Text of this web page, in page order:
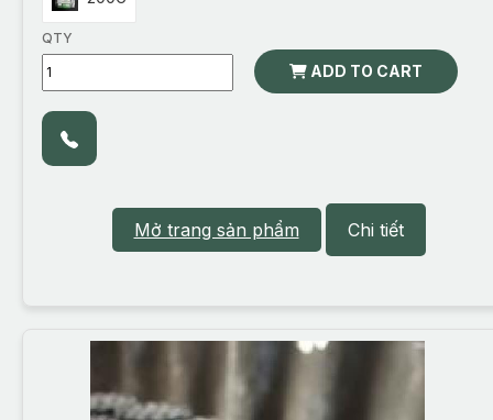
QTY
ADD TO CART
Mở trang sản phẩm Chi tiết